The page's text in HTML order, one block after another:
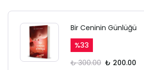
Bir Ceninin Günlüğü
%33
₺ 300.00 ₺ 200.00